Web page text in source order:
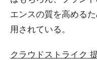
エンスの質を高める
用されている。
クラウドストライク